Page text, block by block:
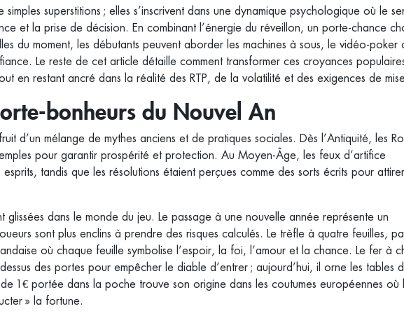
superstitions ; elles s’inscrivent dans une dynamique psychologique où le
et la prise de décision. En combinant l’énergie du réveillon, un porte‑chance
du moment, les débutants peuvent aborder les machines à sous, le vidéo‑poker
Le reste de cet article détaille comment transformer ces croyances
en restant ancré dans la réalité des RTP, de la volatilité et des exigences de
du Nouvel An
d’un mélange de mythes anciens et de pratiques sociales. Dès l’Antiquité, les
pour garantir prospérité et protection. Au Moyen‑Âge, les feux d’artifice
tandis que les résolutions étaient perçues comme des sorts écrits pour
glissées dans le monde du jeu. Le passage à une nouvelle année représente un
sont plus enclins à prendre des risques calculés. Le trèfle à quatre feuilles,
où chaque feuille symbolise l’espoir, la foi, l’amour et la chance. Le fer à
des portes pour empêcher le diable d’entrer ; aujourd’hui, il orne les tables
1 € portée dans la poche trouve son origine dans les coutumes européennes où
» la fortune.